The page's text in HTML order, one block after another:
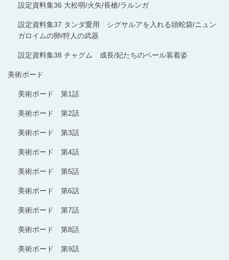
設定資料集36 大松明/火矢/長槍/ラルンガ
設定資料集37 タンダ愛用 シグサルアを入れる頭蛇袋/ニュン
ガロイムの卵/狩人の武器
設定資料集38 チャグム 成長/妃たちのベール装着姿
美術ボード
美術ボード 第1話
美術ボード 第2話
美術ボード 第3話
美術ボード 第4話
美術ボード 第5話
美術ボード 第6話
美術ボード 第7話
美術ボード 第8話
美術ボード 第9話